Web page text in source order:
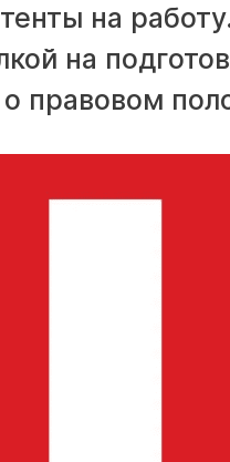
на
на
правовом